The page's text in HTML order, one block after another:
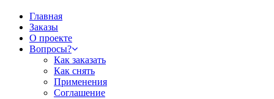
Главная
Заказы
О проекте
Вопросы?
Как заказать
Как снять
Применения
Соглашение